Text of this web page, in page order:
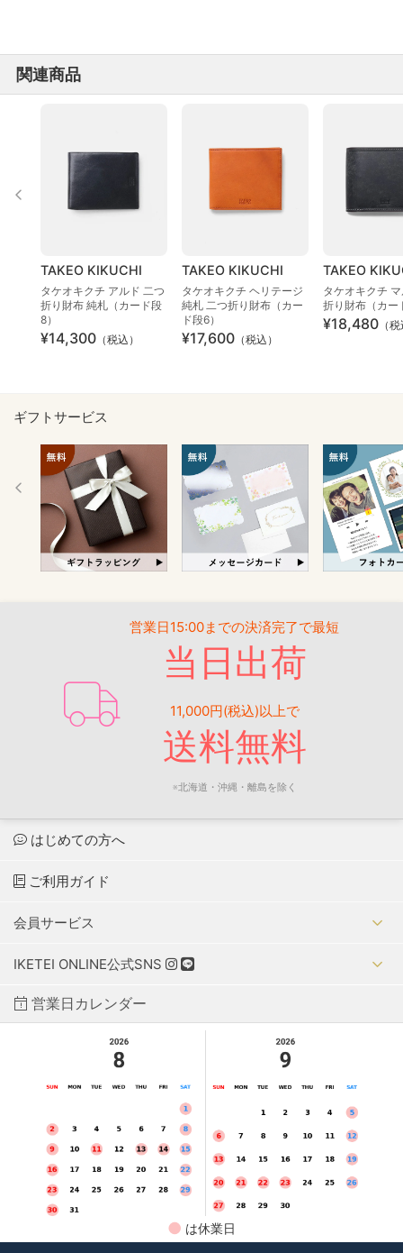
関連商品
TAKEO KIKUCHI
タケオキクチ アルド 二つ
折り財布 純札（カード段
8）
¥14,300 （税込）
TAKEO KIKUCHI
タケオキクチ ヘリテージ
純札 二つ折り財布（カー
ド段6）
¥17,600 （税込）
TAKEO
タケオキクチ
折り財布（カー
¥18,480 （
ギフトサービス
営業日15:00までの決済完了で最短
当日出荷
11,000円(税込)以上で
送料無料
※北海道・沖縄・離島を除く
はじめての方へ
ご利用ガイド
会員サービス
IKETEI ONLINE公式SNS
営業日カレンダー
● は休業日